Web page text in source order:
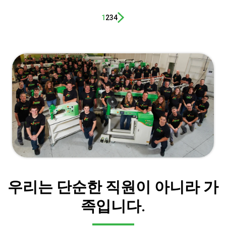
1234
우리는 단순한 직원이 아니라 가
족입니다.